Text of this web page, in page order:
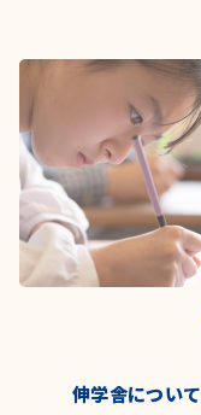
伸学舎について